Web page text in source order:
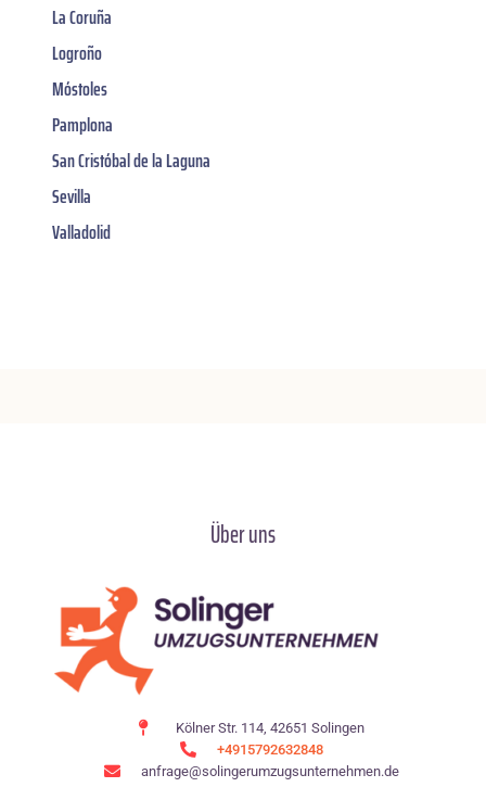
La Coruña
Logroño
Móstoles
Pamplona
San Cristóbal de la Laguna
Sevilla
Valladolid
Über uns
Kölner Str. 114, 42651 Solingen
+4915792632848
anfrage@solingerumzugsunternehmen.de